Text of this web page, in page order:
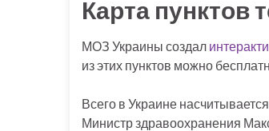
Карта пунктов
МОЗ Украины создал
из этих пунктов можно
Всего в Украине
Министр здравоохранения